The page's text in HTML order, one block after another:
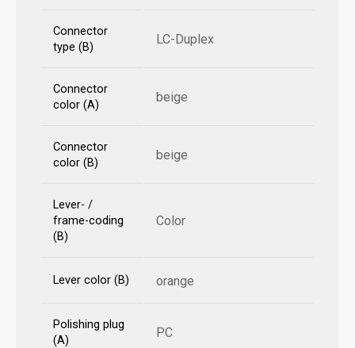
Connector
type (B)
LC-Duplex
Connector
color (A)
beige
Connector
color (B)
beige
Lever- /
frame-coding
(B)
Color
Lever color (B) orange
Polishing plug
(A)
PC